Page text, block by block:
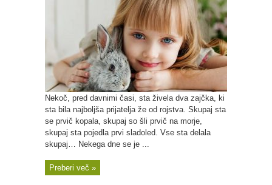
Nekoč, pred davnimi časi, sta živela dva zajčka, ki
sta bila najboljša prijatelja že od rojstva. Skupaj sta
se prvič kopala, skupaj so šli prvič na morje,
skupaj sta pojedla prvi sladoled. Vse sta delala
skupaj… Nekega dne se je ...
Preberi več »